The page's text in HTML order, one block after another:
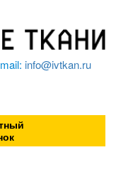
info@ivtkan.ru